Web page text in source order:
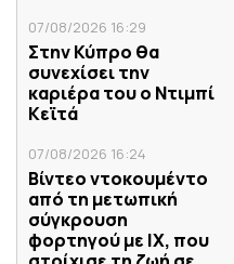
07/08/2026 16:29
Στην Κύπρο θα
συνεχίσει την
καριέρα του ο Ντιμπί
Κεϊτά
07/08/2026 16:24
Βίντεο ντοκουμέντο
από τη μετωπική
σύγκρουση
φορτηγού με IX, που